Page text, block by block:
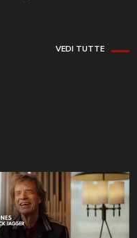
VEDI TUTTE